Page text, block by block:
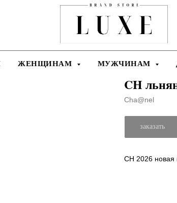
ЖЕНЩИНАМ МУЖЧИНАМ
CH
Cha@nel
заказать
CH 2026